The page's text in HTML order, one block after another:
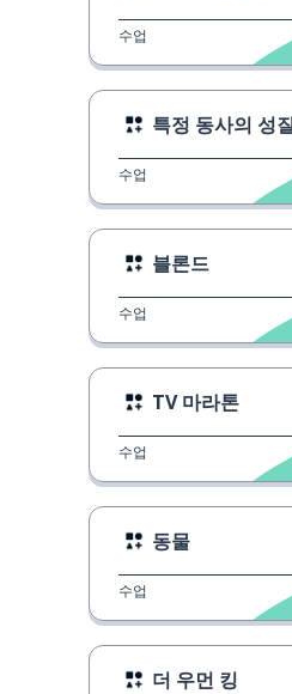
수업
특정 동사의 성
수업
블론드
수업
TV 마라톤
수업
동물
수업
더 우먼 킹